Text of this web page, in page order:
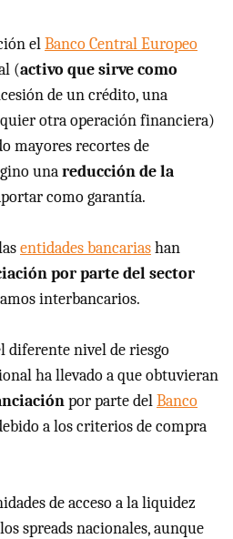
elBanco Central Europeo
(activo que sirve como
de un crédito, una
otra operación financiera)
mayores recortes de
unareducción de la
como garantía.
entidades bancariashan
por parte del sector
interbancarios.
diferente nivel de riesgo
ha llevado a que obtuvieran
por parte delBanco
a los criterios de compra
de acceso a la liquidez
spreads nacionales, aunque